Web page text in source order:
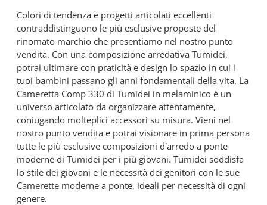
Colori di tendenza e progetti articolati eccellenti
contraddistinguono le più esclusive proposte del
rinomato marchio che presentiamo nel nostro punto
vendita. Con una composizione arredativa Tumidei,
potrai ultimare con praticità e design lo spazio in cui i
tuoi bambini passano gli anni fondamentali della vita. La
Cameretta Comp 330 di Tumidei in melaminico è un
universo articolato da organizzare attentamente,
coniugando molteplici accessori su misura. Vieni nel
nostro punto vendita e potrai visionare in prima persona
tutte le più esclusive composizioni d'arredo a ponte
moderne di Tumidei per i più giovani. Tumidei soddisfa
lo stile dei giovani e le necessità dei genitori con le sue
Camerette moderne a ponte, ideali per necessità di ogni
genere.